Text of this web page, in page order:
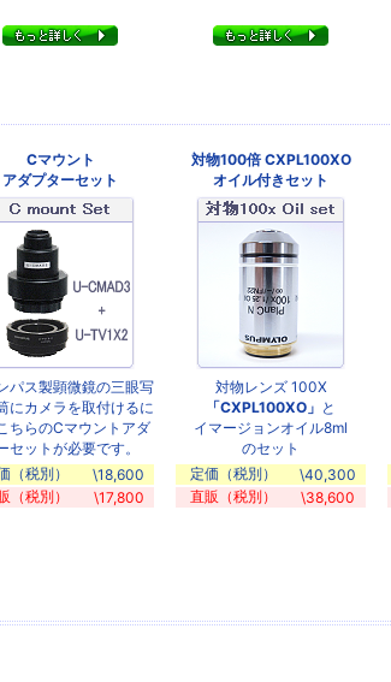
Cマウント
アダプターセット
対物100倍 CXPL100XO
オイル付きセット
パス製顕微鏡の三眼写
にカメラを取付けるに
ちらのCマウントアダ
セットが必要です。
対物レンズ 100X
「CXPL100XO」 と
イマージョンオイル8ml
のセット
（税別）
\18,600
（税別）
\17,800
定価（税別）
\40,300
直販（税別）
\38,600